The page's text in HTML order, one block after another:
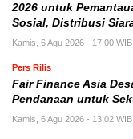
2026 untuk
Sosial, Distribusi
Kamis, 6 Agu 2026 - 17:00 WIB
Pers Rilis
Fair Finance Asia
Pendanaan untuk
Kamis, 6 Agu 2026 - 13:02 WIB